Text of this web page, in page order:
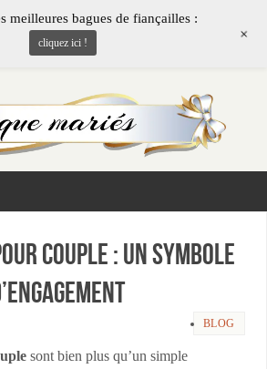
couple : Un symbole
BLOG
sont bien plus qu’un simple
meilleures bagues de fiançailles :
cliquez ici ! +